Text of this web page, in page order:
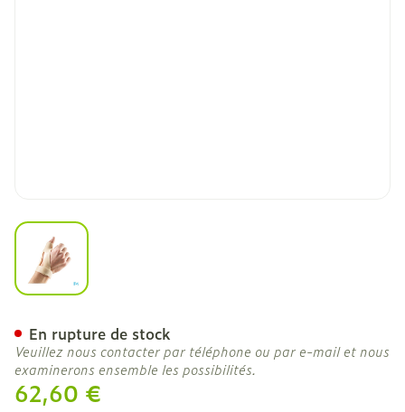
View larger image
62,60 €
En rupture de stock
Veuillez nous contacter par téléphone ou par e-mail et nous
examinerons ensemble les possibilités.